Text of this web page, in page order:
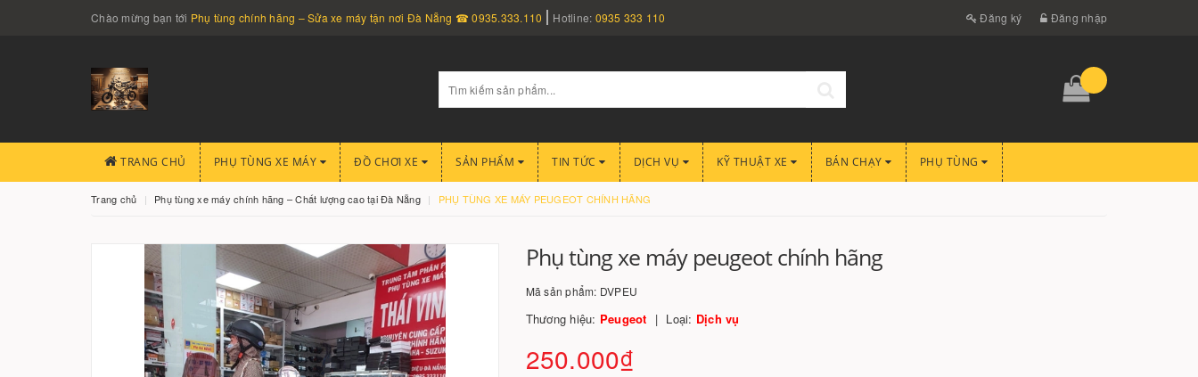
Chào mừng bạn tới Phụ tùng chính hãng – Sửa xe máy tận nơi Đà Nẵng ☎ 0935.333.110 Hotline: 0935 333 110 Đăng ký Đăng nhập
TRANG CHỦ PHỤ TÙNG XE MÁY ĐỒ CHƠI XE SẢN PHẨM TIN TỨC DỊCH VỤ KỸ THUẬT XE BÁN CHẠY PHỤ TÙNG
Trang chủ Phụ tùng xe máy chính hãng – Chất lượng cao tại Đà Nẵng PHỤ TÙNG XE MÁY PEUGEOT CHÍNH HÃNG
Phụ tùng xe máy peugeot chính hãng
Mã sản phẩm: DVPEU
Thương hiệu: Peugeot Loại: Dịch vụ
250.000₫